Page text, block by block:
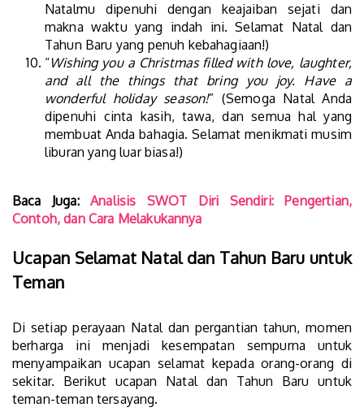
Natalmu dipenuhi dengan keajaiban sejati dan
makna waktu yang indah ini. Selamat Natal dan
Tahun Baru yang penuh kebahagiaan!)
“Wishing you a Christmas filled with love, laughter,
and all the things that bring you joy. Have a
wonderful holiday season!” (Semoga Natal Anda
dipenuhi cinta kasih, tawa, dan semua hal yang
membuat Anda bahagia. Selamat menikmati musim
liburan yang luar biasa!)
Baca Juga:Analisis SWOT Diri Sendiri: Pengertian,
Contoh, dan Cara Melakukannya
Ucapan Selamat Natal dan Tahun Baru untuk
Teman
Di setiap perayaan Natal dan pergantian tahun, momen
berharga ini menjadi kesempatan sempurna untuk
menyampaikan ucapan selamat kepada orang-orang di
sekitar. Berikut ucapan Natal dan Tahun Baru untuk
teman-teman tersayang.